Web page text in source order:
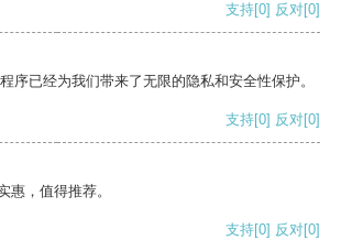
支持[0] 反对[0]
序已经为我们带来了无限的隐私和安全性保护。
支持[0] 反对[0]
惠，值得推荐。
支持[0] 反对[0]